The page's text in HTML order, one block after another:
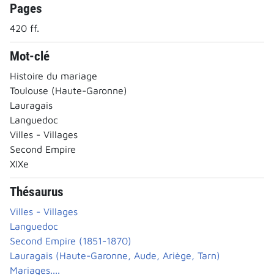
Pages
420 ff.
Mot-clé
Histoire du mariage
Toulouse (Haute-Garonne)
Lauragais
Languedoc
Villes - Villages
Second Empire
XIXe
Thésaurus
Villes - Villages
Languedoc
Second Empire (1851-1870)
Lauragais (Haute-Garonne, Aude, Ariège, Tarn)
Mariages....